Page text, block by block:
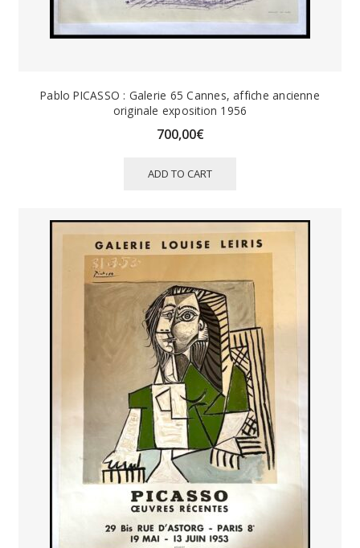
Pablo PICASSO : Galerie 65 Cannes, affiche ancienne
originale exposition 1956
700,00€
ADD TO CART